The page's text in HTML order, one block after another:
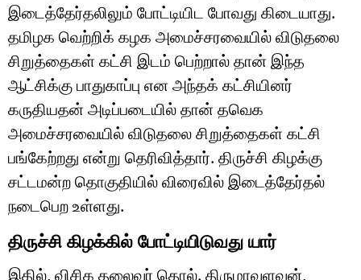
இடைத்தேர்தலிலும் போட்டியிட போவது கிடையாது.
தமிழக வெற்றிக் கழக அமைச்சரவையில் விடுதலை
சிறுத்தைகள் கட்சி இடம் பெற்றால் தான் இந்த
ஆட்சிக்கு பாதுகாப்பு என அந்தக் கட்சியினர்
கருதியதன் அடிப்படையில் தான் தவெக
அமைச்சரவையில் விடுதலை சிறுத்தைகள் கட்சி
பங்கேற்றது என்று தெரிவித்தார். திருச்சி கிழக்கு
சட்டமன்ற தொகுதியில் விரைவில் இடைத்தேர்தல்
நடைபெற உள்ளது.
திருச்சி கிழக்கில் போட்டியிடுவது யார்
இதில், விசிக தலைவர் தொல். திருமாவளவன்,